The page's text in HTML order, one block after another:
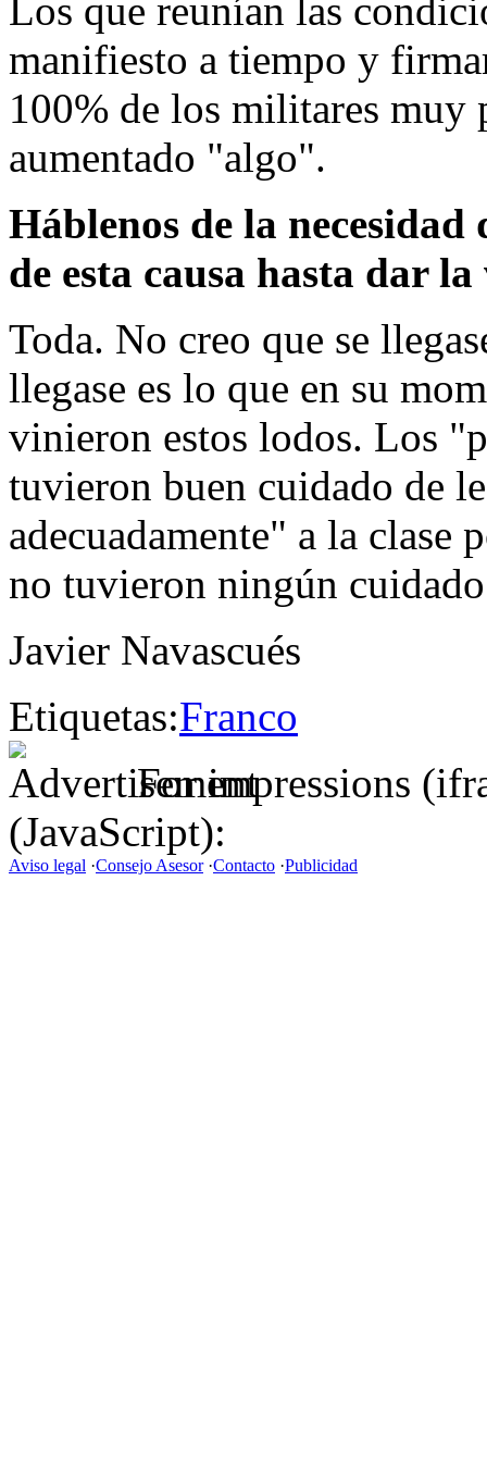
Los que reunían las
manifiesto a tiempo y
100% de los militares muy
aumentado "algo".
Háblenos de la necesidad
de esta causa hasta dar
Toda. No creo que se
llegase es lo que en su
vinieron estos lodos. Los
tuvieron buen cuidado de
adecuadamente" a la clase
no tuvieron ningún
Javier Navascués
Etiquetas:Franco
For impressions
(JavaScript):
Aviso legal ·Consejo Asesor·Contacto ·Publicidad